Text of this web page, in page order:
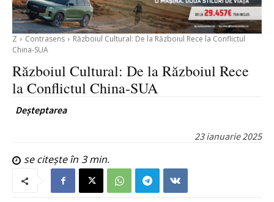
Z Contrasens
Războiul Cultural: De la Războiul Rece la Conflictul
China-SUA
Războiul Cultural: De la Războiul Rece
la Conflictul China-SUA
Deșteptarea
23 ianuarie 2025
se citește în 3min.